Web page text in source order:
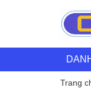
Trang